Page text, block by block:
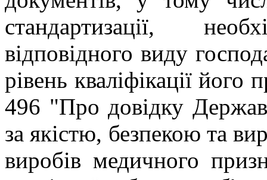
стандартизації,
відповідного виду
рівень кваліфікації його
496 "Про довідку
за якістю, безпекою та
виробів медичного